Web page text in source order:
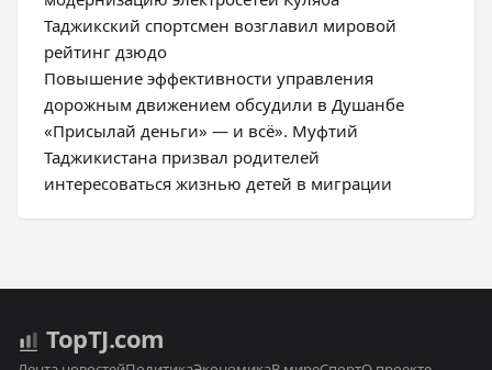
Таджикский спортсмен возглавил мировой
рейтинг дзюдо
Повышение эффективности управления
дорожным движением обсудили в Душанбе
«Присылай деньги» — и всё». Муфтий
Таджикистана призвал родителей
интересоваться жизнью детей в миграции
TopTJ.com